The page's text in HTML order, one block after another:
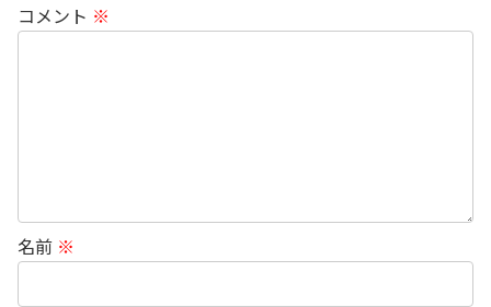
コメント ※
名前 ※